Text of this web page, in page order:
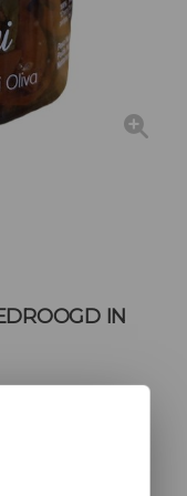
IN
230 gram, van
De tomaten